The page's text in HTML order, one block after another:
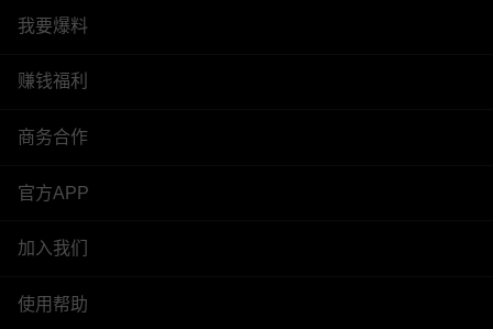
我要爆料
赚钱福利
商务合作
官方APP
加入我们
使用帮助